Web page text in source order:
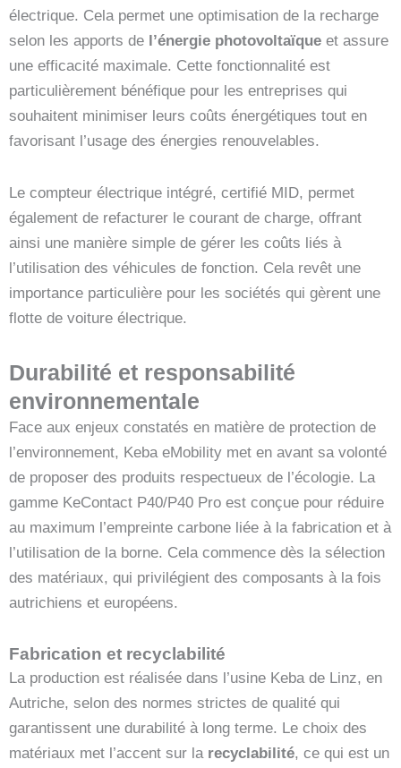
électrique. Cela permet une optimisation de la recharge
selon les apports de l’énergie photovoltaïque et assure
une efficacité maximale. Cette fonctionnalité est
particulièrement bénéfique pour les entreprises qui
souhaitent minimiser leurs coûts énergétiques tout en
favorisant l’usage des énergies renouvelables.
Le compteur électrique intégré, certifié MID, permet
également de refacturer le courant de charge, offrant
ainsi une manière simple de gérer les coûts liés à
l’utilisation des véhicules de fonction. Cela revêt une
importance particulière pour les sociétés qui gèrent une
flotte de voiture électrique.
Durabilité et responsabilité
environnementale
Face aux enjeux constatés en matière de protection de
l’environnement, Keba eMobility met en avant sa volonté
de proposer des produits respectueux de l’écologie. La
gamme KeContact P40/P40 Pro est conçue pour réduire
au maximum l’empreinte carbone liée à la fabrication et à
l’utilisation de la borne. Cela commence dès la sélection
des matériaux, qui privilégient des composants à la fois
autrichiens et européens.
Fabrication et recyclabilité
La production est réalisée dans l’usine Keba de Linz, en
Autriche, selon des normes strictes de qualité qui
garantissent une durabilité à long terme. Le choix des
matériaux met l’accent sur la recyclabilité, ce qui est un